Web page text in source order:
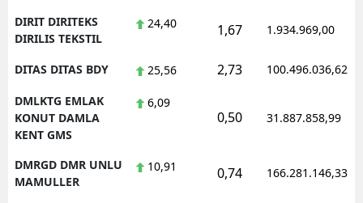
DIRIT DIRITEKS
DIRILIS TEKSTIL
24,40 1,67 1.934.969,00
DITAS DITAS BDY 25,56 2,73 100.496.036,62
DMLKTG EMLAK
KONUT DAMLA
KENT GMS
6,09
0,50 31.887.858,99
DMRGD DMR UNLU
MAMULLER
10,91 0,74 166.281.146,33